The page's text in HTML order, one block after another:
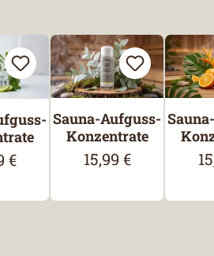
Preis:
€
Sauna-Aufguss-
Konzentrate
Regulärer Preis:
15,99 €